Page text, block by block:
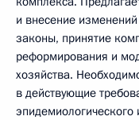
и внесение
законы, принятие
реформирования и
хозяйства.
в действующие
эпидемиологического